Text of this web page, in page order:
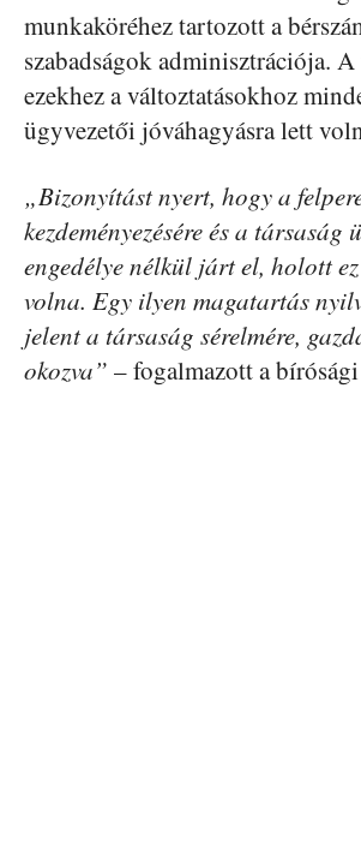
munkaköréhez tartozott a
szabadságok adminisztrációja.
ezekhez a változtatásokhoz
ügyvezetői jóváhagyásra lett
„Bizonyítást nyert, hogy a
kezdeményezésére és a társaság
engedélye nélkül járt el, holott ez
volna. Egy ilyen magatartás
jelent a társaság sérelmére,
okozva” – fogalmazott a